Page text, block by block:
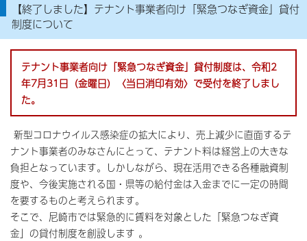
【終了しました】テナント事業者向け「緊急つなぎ資金」貸付
制度について
テナント事業者向け「緊急つなぎ資金」貸付制度は、令和2
年7月31日（金曜日）〈当日消印有効〉で受付を終了しまし
た。
新型コロナウイルス感染症の拡大により、売上減少に直面するテ
ナント事業者のみなさんにとって、テナント料は経営上の大きな
負担となっています。しかしながら、現在活用できる各種融資制
度や、今後実施される国・県等の給付金は入金までに一定の時間
を要するものと考えられます。
そこで、尼崎市では緊急的に賃料を対象とした「緊急つなぎ資
金」の貸付制度を創設します 。